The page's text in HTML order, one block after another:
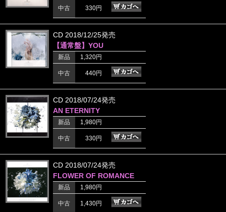
中古 330円
CD 2018/12/25発売
【通常盤】YOU
新品 1,320円
中古 440円
CD 2018/07/24発売
AN ETERNITY
新品 1,980円
中古 330円
CD 2018/07/24発売
FLOWER OF ROMANCE
新品 1,980円
中古 1,430円